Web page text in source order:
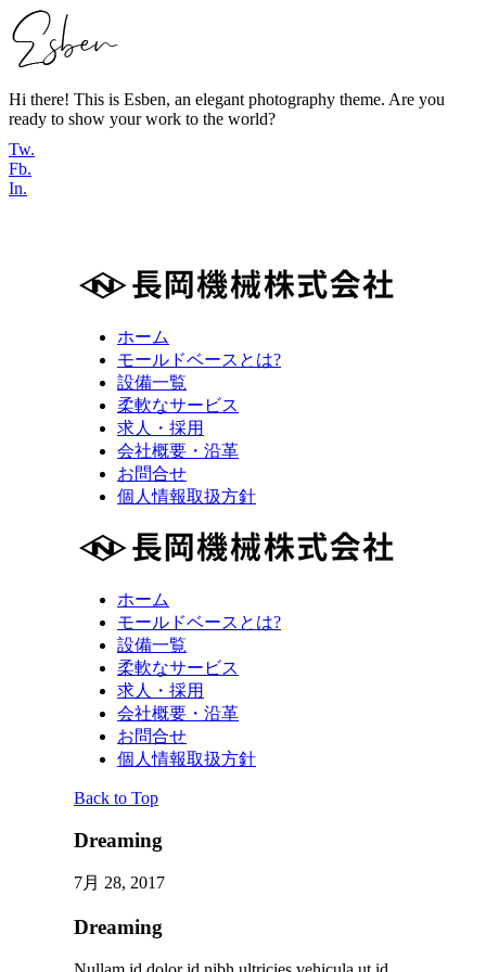
Hi there! This is Esben, an elegant photography theme. Are you
ready to show your work to the world?
Tw.
Fb.
In.
ホーム
モールドベースとは?
設備一覧
柔軟なサービス
求人・採用
会社概要・沿革
お問合せ
個人情報取扱方針
ホーム
モールドベースとは?
設備一覧
柔軟なサービス
求人・採用
会社概要・沿革
お問合せ
個人情報取扱方針
Back to Top
Dreaming
7月 28, 2017
Dreaming